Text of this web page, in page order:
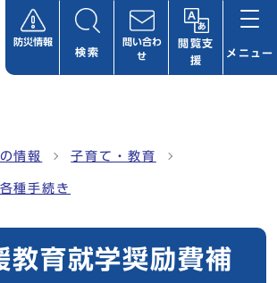
防災情報
検索
問い合わ
せ
閲覧支
援
メニュー
情報 子育て・教育
各種手続き
教育就学奨励費補